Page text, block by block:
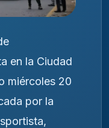
en la Ciudad
miércoles 20
por la
,